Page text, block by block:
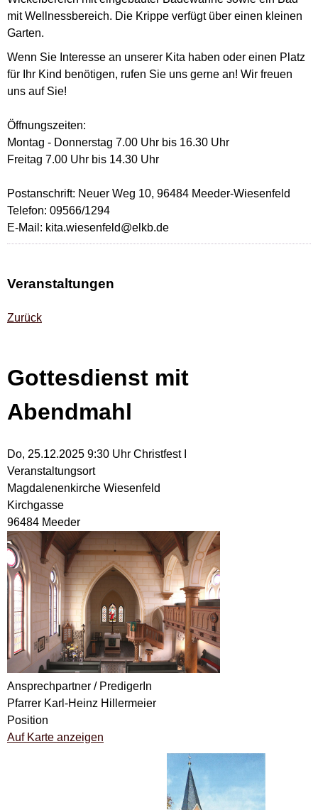
mit Wellnessbereich. Die Krippe verfügt über einen kleinen
Garten.
Wenn Sie Interesse an unserer Kita haben oder einen Platz
für Ihr Kind benötigen, rufen Sie uns gerne an! Wir freuen
uns auf Sie!
Öffnungszeiten:
Montag - Donnerstag 7.00 Uhr bis 16.30 Uhr
Freitag 7.00 Uhr bis 14.30 Uhr
Postanschrift: Neuer Weg 10, 96484 Meeder-Wiesenfeld
Telefon: 09566/1294
E-Mail: kita.wiesenfeld@elkb.de
Veranstaltungen
Zurück
Gottesdienst mit
Abendmahl
Do, 25.12.2025 9:30 Uhr Christfest I
Veranstaltungsort
Magdalenenkirche Wiesenfeld
Kirchgasse
96484 Meeder
Ansprechpartner / PredigerIn
Pfarrer Karl-Heinz Hillermeier
Position
Auf Karte anzeigen